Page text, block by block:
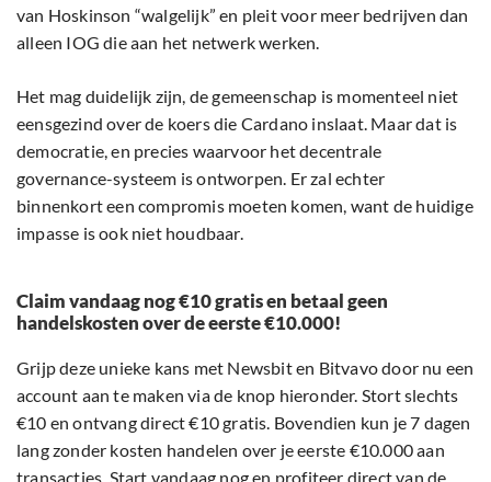
van Hoskinson “walgelijk” en pleit voor meer bedrijven dan
alleen IOG die aan het netwerk werken.
Het mag duidelijk zijn, de gemeenschap is momenteel niet
eensgezind over de koers die Cardano inslaat. Maar dat is
democratie, en precies waarvoor het decentrale
governance-systeem is ontworpen. Er zal echter
binnenkort een compromis moeten komen, want de huidige
impasse is ook niet houdbaar.
Claim vandaag nog €10 gratis en betaal geen
handelskosten over de eerste €10.000!
Grijp deze unieke kans met Newsbit en Bitvavo door nu een
account aan te maken via de knop hieronder. Stort slechts
€10 en ontvang direct €10 gratis. Bovendien kun je 7 dagen
lang zonder kosten handelen over je eerste €10.000 aan
transacties. Start vandaag nog en profiteer direct van de